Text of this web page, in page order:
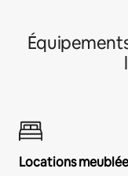
Locations